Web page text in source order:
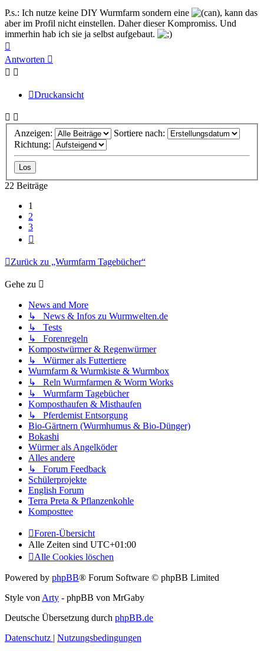
P.s.: Ich nutze keine DIY Wurmfarm sondern eine
, kann das
aber im Profil nicht einstellen. Daher dieser Kompromiss. Und
immerhin hab ich sie ja selbst aufgebaut.
oben
Antworten
Druckansicht
Anzeigen:
Sortiere nach:
Richtung:
22 Beiträge
1
2
3
Zurück zu „Wurmfarm Tagebücher“
Gehe zu
News and More
↳ News & Infos zu Wurmwelten.de
↳ Tests
↳ Forenregeln
Kompostwürmer & Regenwürmer
↳ Würmer als Futtertiere
Wurmfarm & Wurmkiste & Wurmbox
↳ Reln Wurmfarmen & Worm Works
↳ Wurmfarm Tagebücher
Komposthaufen & Misthaufen
↳ Pferdemist Entsorgung
Bio-Gärtnern (Wurmhumus & Bio-Dünger)
Bokashi
Würmer als Angelköder
Alles andere
↳ Forum Feedback
Schülerprojekte
English Forum
Terra Preta & Pflanzenkohle
Komposttee
Foren-Übersicht
Alle Zeiten sind UTC+01:00
Alle Cookies löschen
Powered by phpBB® Forum Software © phpBB Limited
Style von Arty - phpBB von MrGaby
Deutsche Übersetzung durch phpBB.de
Datenschutz | Nutzungsbedingungen